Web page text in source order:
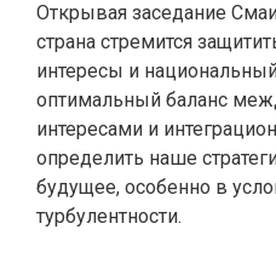
Открывая заседание
страна стремится
интересы и
оптимальный баланс
интересами и
определить наше
будущее, особенно в
турбулентности.